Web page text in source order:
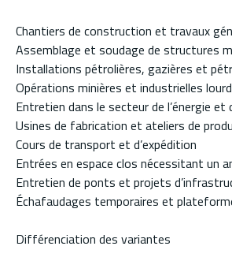
Chantiers de construction et travaux
Assemblage et soudage de structures
Installations pétrolières, gazières et
Opérations minières et industrielles
Entretien dans le secteur de l’énergie et
Usines de fabrication et ateliers de
Cours de transport et d’expédition
Entrées en espace clos nécessitant un
Entretien de ponts et projets
Échafaudages temporaires et
Différenciation des variantes